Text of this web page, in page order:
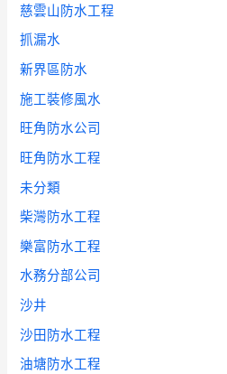
慈雲山防水工程
抓漏水
新界區防水
施工裝修風水
旺角防水公司
旺角防水工程
未分類
柴灣防水工程
樂富防水工程
水務分部公司
沙井
沙田防水工程
油塘防水工程